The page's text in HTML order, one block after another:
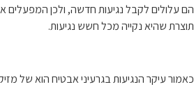
הם עלולים לקבל נגיעות חדשה, ולכן המפעלים
תוצרת שהיא נקייה מכל חשש נגיעות.
כאמור עיקר הנגיעות בגרעיני אבטיח הוא של